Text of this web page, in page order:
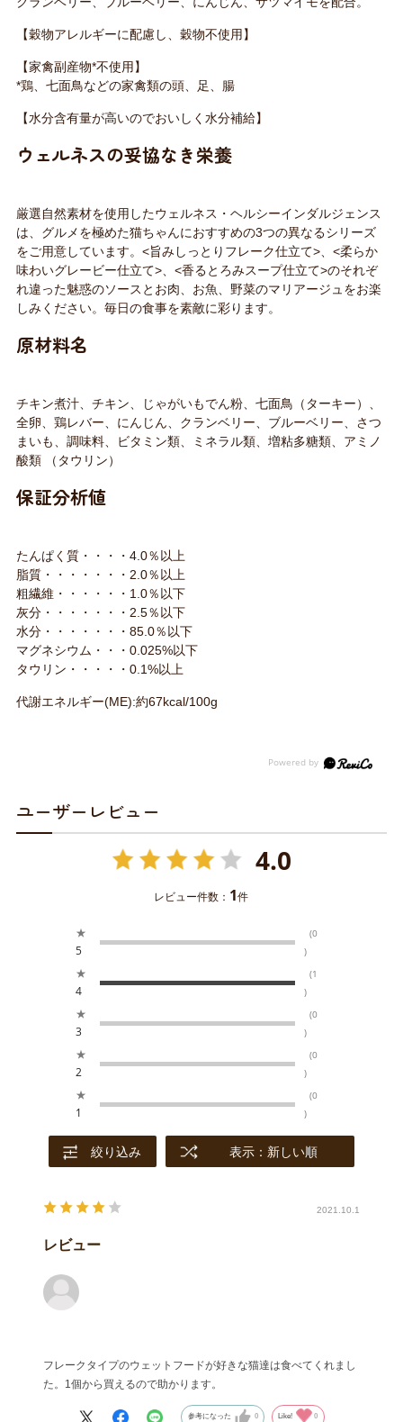
【穀物アレルギーに配慮し、穀物不使用】
【家禽副産物*不使用】
*鶏、七面鳥などの家禽類の頭、足、腸
【水分含有量が高いのでおいしく水分補給】
ウェルネスの妥協なき栄養
厳選自然素材を使用したウェルネス・ヘルシーインダルジェンス
は、グルメを極めた猫ちゃんにおすすめの3つの異なるシリーズ
をご用意しています。<旨みしっとりフレーク仕立て>、<柔らか
味わいグレービー仕立て>、<香るとろみスープ仕立て>のそれぞ
れ違った魅惑のソースとお肉、お魚、野菜のマリアージュをお楽
しみください。毎日の食事を素敵に彩ります。
原材料名
チキン煮汁、チキン、じゃがいもでん粉、七面鳥（ターキー）、
全卵、鶏レバー、にんじん、クランベリー、ブルーベリー、さつ
まいも、調味料、ビタミン類、ミネラル類、増粘多糖類、アミノ
酸類 （タウリン）
保証分析値
たんぱく質・・・・4.0％以上
脂質・・・・・・・2.0％以上
粗繊維・・・・・・1.0％以下
灰分・・・・・・・2.5％以下
水分・・・・・・・85.0％以下
マグネシウム・・・0.025%以下
タウリン・・・・・0.1%以上
代謝エネルギー(ME):約67kcal/100g
ユーザーレビュー
4.0
レビュー件数： 1件
★
5
(0
)
★
4
(1
)
★
3
(0
)
★
2
(0
)
★
1
(0
)
絞り込み 表示：新しい順
2021.10.1
レビュー
フレークタイプのウェットフードが好きな猫達は食べてくれまし
た。1個から買えるので助かります。
参考になった 0 Like! 0